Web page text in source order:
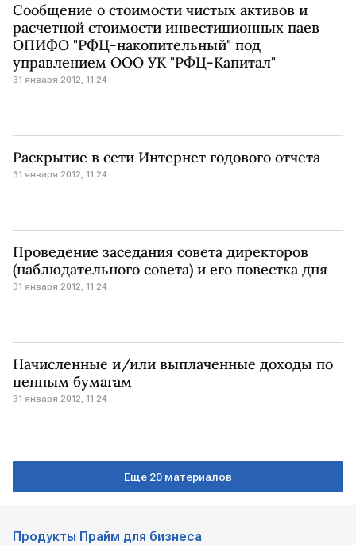
Сообщение о стоимости чистых активов и
расчетной стоимости инвестиционных паев
ОПИФО "РФЦ-накопительный" под
управлением ООО УК "РФЦ-Капитал"
31 января 2012, 11:24
Раскрытие в сети Интернет годового отчета
31 января 2012, 11:24
Проведение заседания совета директоров
(наблюдательного совета) и его повестка дня
31 января 2012, 11:24
Начисленные и/или выплаченные доходы по
ценным бумагам
31 января 2012, 11:24
Еще 20 материалов
Продукты Прайм для бизнеса